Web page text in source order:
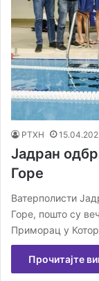
РТХН
Јадран
Горе
Ватерполисти
Горе, пошто су
Приморац у
Прочитајте